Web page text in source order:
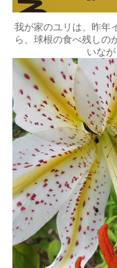
我が家のユリは、昨年
ら、球根の食べ残しの
いな